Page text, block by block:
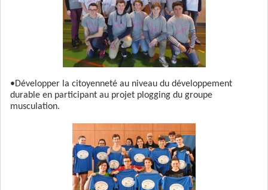
•Développer la citoyenneté au niveau du développement
durable en participant au projet plogging du groupe
musculation.